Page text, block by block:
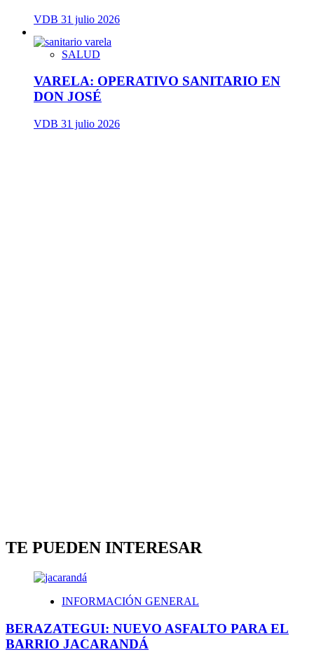
VDB 31 julio 2026
SALUD
VARELA: OPERATIVO SANITARIO EN
DON JOSÉ
VDB 31 julio 2026
TE PUEDEN INTERESAR
INFORMACIÓN GENERAL
BERAZATEGUI: NUEVO ASFALTO PARA EL
BARRIO JACARANDÁ